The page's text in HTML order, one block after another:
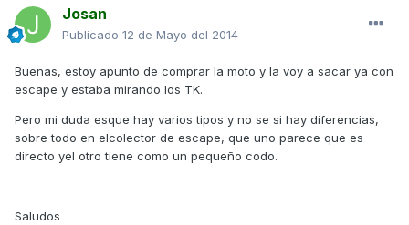
Josan
Publicado 12 de Mayo del 2014
Buenas, estoy apunto de comprar la moto y la voy a sacar ya con
escape y estaba mirando los TK.
Pero mi duda esque hay varios tipos y no se si hay diferencias,
sobre todo en elcolector de escape, que uno parece que es
directo yel otro tiene como un pequeño codo.
Saludos